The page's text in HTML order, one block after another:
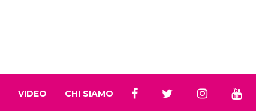
VIDEO CHI SIAMO